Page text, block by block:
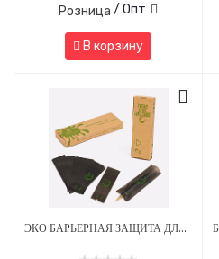
Розница / Опт
В корзину
ЭКО БАРЬЕРНАЯ ЗАЩИТА ДЛЯ ПЕНОВ 53 Х 160 ММ - ЧЕРНАЯ